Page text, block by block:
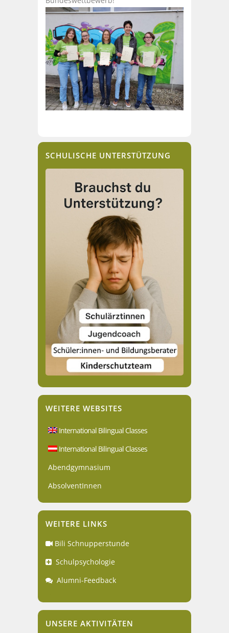
SCHULISCHE UNTERSTÜTZUNG
WEITERE WEBSITES
International Bilingual Classes
International Bilingual Classes
Abendgymnasium
AbsolventInnen
WEITERE LINKS
Bili Schnupperstunde
Schulpsychologie
Alumni-Feedback
UNSERE AKTIVITÄTEN